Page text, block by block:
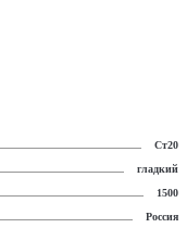
Ст20
гладкий
1500
Россия